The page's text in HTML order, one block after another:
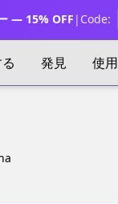
— 15% OFF | Code:
発見 使用